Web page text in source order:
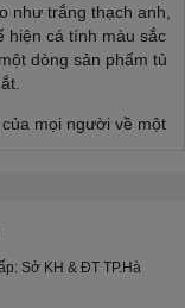
như trắng thạch anh,
hiện cá tính màu sắc
dòng sản phẩm tủ
mọi người về một
khác nhau 208l,
Sở KH & ĐT TP.Hà